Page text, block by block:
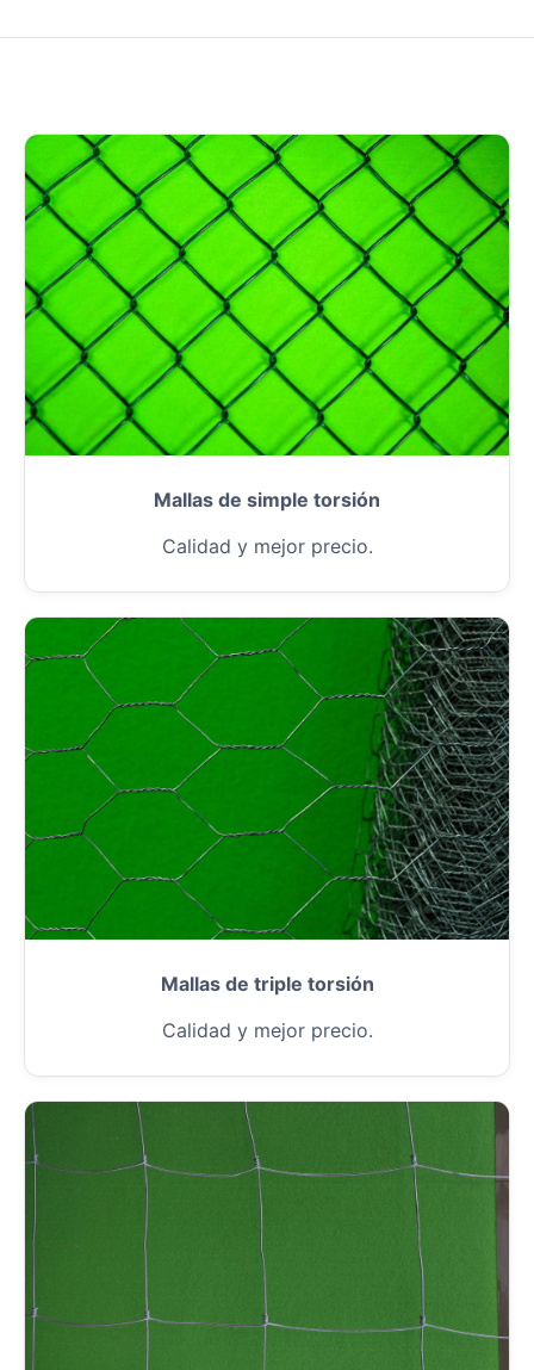
Mallas de simple torsión
Calidad y mejor precio.
Mallas de triple torsión
Calidad y mejor precio.